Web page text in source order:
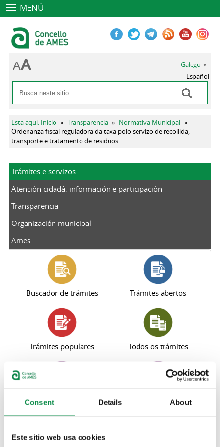
Consent Details About
Este sitio web usa cookies
MENÚ
Formulario de busca
Buscar
Galego
Español
Vostede está aquí
Esta aqui: Inicio » Transparencia » Normativa Municipal »
Ordenanza fiscal reguladora da taxa polo servizo de recollida,
transporte e tratamento de residuos
Trámites e servizos
Atención cidadá, información e participación
Transparencia
Organización municipal
Ames
Buscador de trámites Trámites abertos
Trámites populares Todos os trámites
Perfil do contratante Sede electrónica